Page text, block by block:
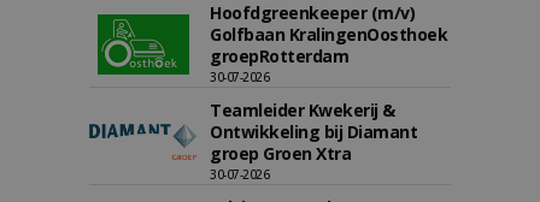
Hoofdgreenkeeper (m/v)
Golfbaan KralingenOosthoek
groepRotterdam
30-07-2026
Teamleider Kwekerij &
Ontwikkeling bij Diamant
groep Groen Xtra
30-07-2026